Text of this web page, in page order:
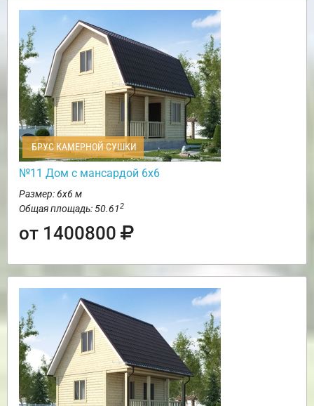
БРУС КАМЕРНОЙ СУШКИ
№11 Дом с мансардой 6х6
Размер: 6х6 м
Общая площадь: 50.612
от 1400800